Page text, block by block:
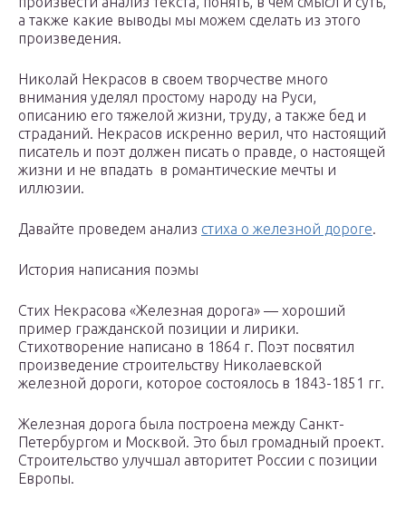
а также какие выводы мы можем сделать из этого
произведения.
Николай Некрасов в своем творчестве много
внимания уделял простому народу на Руси,
описанию его тяжелой жизни, труду, а также бед и
страданий. Некрасов искренно верил, что настоящий
писатель и поэт должен писать о правде, о настоящей
жизни и не впадать в романтические мечты и
иллюзии.
Давайте проведем анализ стиха о железной дороге.
История написания поэмы
Стих Некрасова «Железная дорога» — хороший
пример гражданской позиции и лирики.
Стихотворение написано в 1864 г. Поэт посвятил
произведение строительству Николаевской
железной дороги, которое состоялось в 1843-1851 гг.
Железная дорога была построена между Санкт-
Петербургом и Москвой. Это был громадный проект.
Строительство улучшал авторитет России с позиции
Европы.